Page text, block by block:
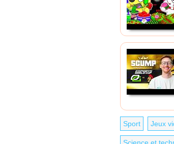
Sport Jeux